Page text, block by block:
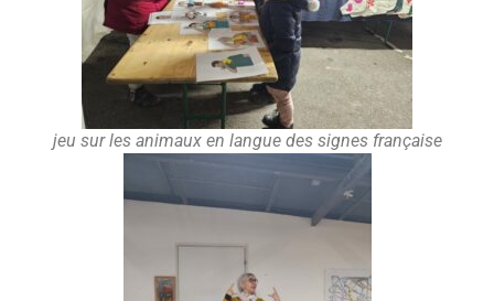
jeu sur les animaux en langue des signes française